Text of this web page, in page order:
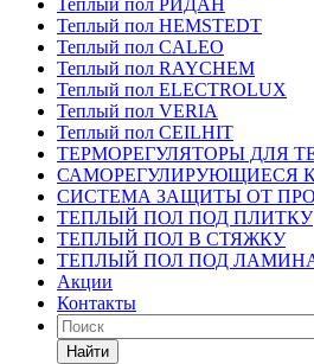
Теплый пол РИДАН
Теплый пол HEMSTEDT
Теплый пол CALEO
Теплый пол RAYCHEM
Теплый пол ELECTROLUX
Теплый пол VERIA
Теплый пол CEILHIT
ТЕРМОРЕГУЛЯТОРЫ ДЛЯ
САМОРЕГУЛИРУЮЩИЕСЯ
СИСТЕМА ЗАЩИТЫ ОТ
ТЕПЛЫЙ ПОЛ ПОД ПЛИТКУ
ТЕПЛЫЙ ПОЛ В СТЯЖКУ
ТЕПЛЫЙ ПОЛ ПОД
Акции
Контакты
Найти